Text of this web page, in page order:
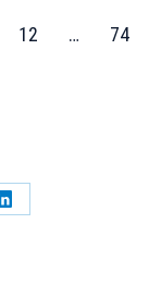
12 …
74
Partager